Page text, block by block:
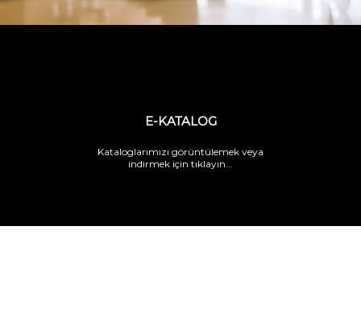
E-KATALOG
Kataloglarımızı görüntülemek veya
indirmek için tıklayın...